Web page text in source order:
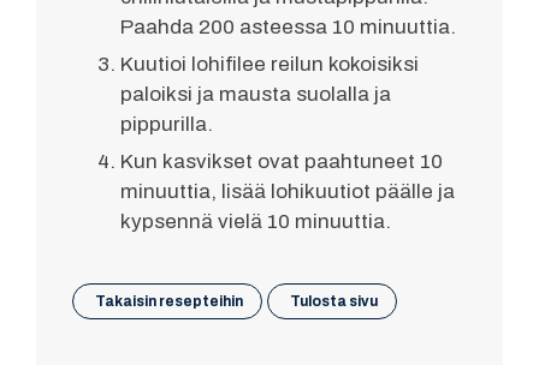
Paahda 200 asteessa 10 minuuttia.
Kuutioi lohifilee reilun kokoisiksi
paloiksi ja mausta suolalla ja
pippurilla.
Kun kasvikset ovat paahtuneet 10
minuuttia, lisää lohikuutiot päälle ja
kypsennä vielä 10 minuuttia.
Takaisin resepteihin Tulosta sivu